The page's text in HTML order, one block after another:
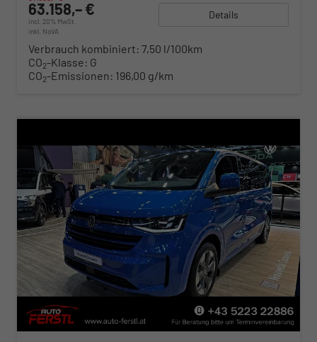
63.158,– €
incl. 20% MwSt.
inkl. NoVA
Details
Verbrauch kombiniert: 7,50 l/100km
CO2-Klasse: G
CO2-Emissionen: 196,00 g/km